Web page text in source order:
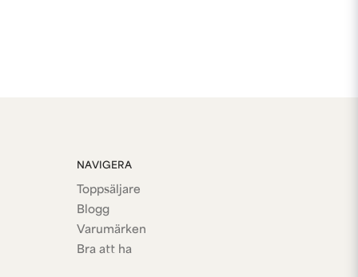
NAVIGERA
Toppsäljare
Blogg
Varumärken
Bra att ha